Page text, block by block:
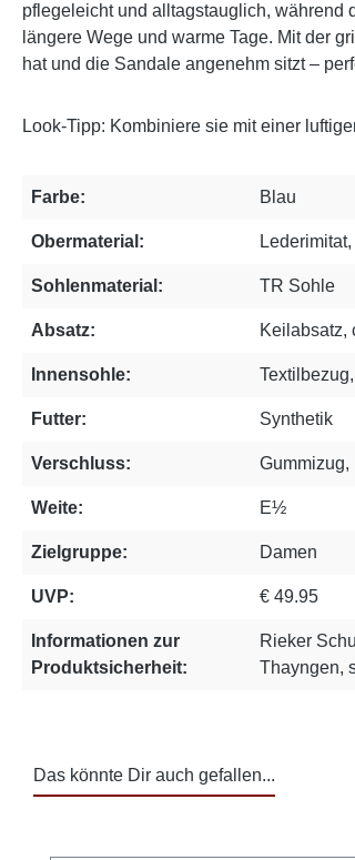
pflegeleicht und alltagstauglich, während
längere Wege und warme Tage. Mit der
hat und die Sandale angenehm sitzt –
Look-Tipp: Kombiniere sie mit einer
Farbe: Blau
Obermaterial:
Sohlenmaterial: TR Sohle
Absatz: Keilabsatz,
Innensohle:
Futter: Synthetik
Verschluss: Gummizug,
Weite: E½
Zielgruppe: Damen
UVP: € 49.95
Informationen zur
Produktsicherheit:
Rieker
Thayngen,
Das könnte Dir auch gefallen...